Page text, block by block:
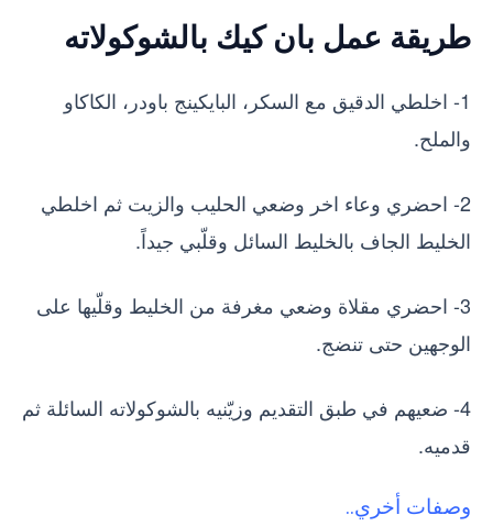
طريقة عمل بان كيك بالشوكولاته
1- اخلطي الدقيق مع السكر، البايكينج باودر، الكاكاو
والملح.
2- احضري وعاء اخر وضعي الحليب والزيت ثم اخلطي
الخليط الجاف بالخليط السائل وقلّبي جيداً.
3- احضري مقلاة وضعي مغرفة من الخليط وقلّيها على
الوجهين حتى تنضج.
4- ضعيهم في طبق التقديم وزيّنيه بالشوكولاته السائلة ثم
قدميه.
وصفات أخري..